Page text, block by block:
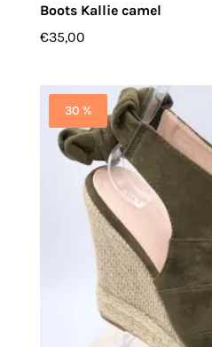
Boots Kallie camel
€35,00
30 %